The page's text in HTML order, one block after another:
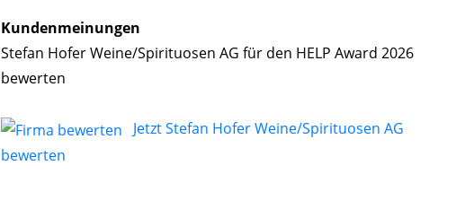
Kundenmeinungen
Stefan Hofer Weine/Spirituosen AG für den HELP Award 2026
bewerten
Jetzt Stefan Hofer Weine/Spirituosen AG
bewerten